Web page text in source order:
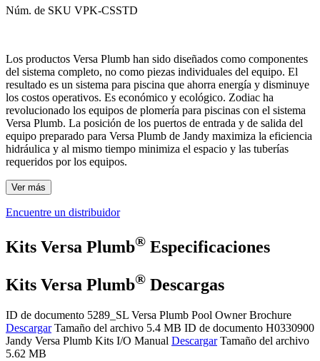
Núm. de SKU VPK-CSSTD
Los productos Versa Plumb han sido diseñados como componentes
del sistema completo, no como piezas individuales del equipo. El
resultado es un sistema para piscina que ahorra energía y disminuye
los costos operativos. Es económico y ecológico. Zodiac ha
revolucionado los equipos de plomería para piscinas con el sistema
Versa Plumb. La posición de los puertos de entrada y de salida del
equipo preparado para Versa Plumb de Jandy maximiza la eficiencia
hidráulica y al mismo tiempo minimiza el espacio y las tuberías
requeridos por los equipos.
Ver más
Encuentre un distribuidor
Kits Versa Plumb® Especificaciones
Kits Versa Plumb® Descargas
ID de documento 5289_SL Versa Plumb Pool Owner Brochure
Descargar Tamaño del archivo 5.4 MB ID de documento H0330900
Jandy Versa Plumb Kits I/O Manual Descargar Tamaño del archivo
5.62 MB